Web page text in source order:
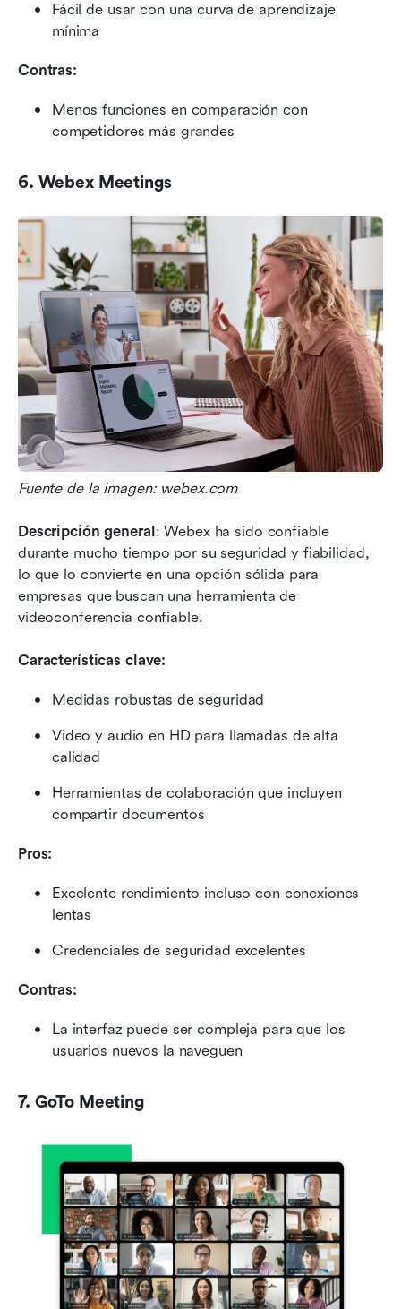
Fácil de usar con una curva de aprendizaje
mínima
Contras:
Menos funciones en comparación con
competidores más grandes
6. Webex Meetings
Fuente de la imagen: webex.com
Descripción general : Webex ha sido confiable
durante mucho tiempo por su seguridad y fiabilidad,
lo que lo convierte en una opción sólida para
empresas que buscan una herramienta de
videoconferencia confiable.
Características clave:
Medidas robustas de seguridad
Video y audio en HD para llamadas de alta
calidad
Herramientas de colaboración que incluyen
compartir documentos
Pros:
Excelente rendimiento incluso con conexiones
lentas
Credenciales de seguridad excelentes
Contras:
La interfaz puede ser compleja para que los
usuarios nuevos la naveguen
7. GoTo Meeting